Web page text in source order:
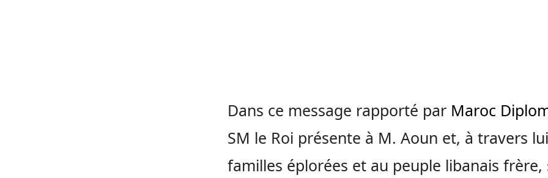
Dans ce message rapporté par Maroc
SM le Roi présente à M. Aoun et, à travers
familles éplorées et au peuple libanais frère,